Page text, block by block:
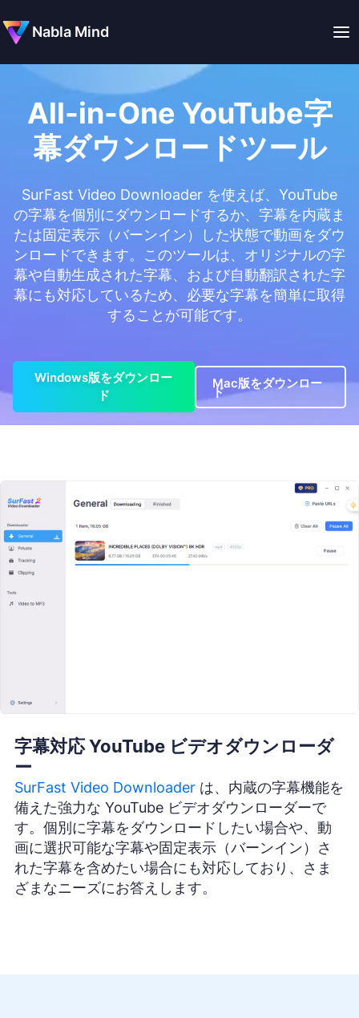
Nabla Mind
All-in-One YouTube字
幕ダウンロードツール
SurFast Video Downloader を使えば、YouTube
の字幕を個別にダウンロードするか、字幕を内蔵ま
たは固定表示（バーンイン）した状態で動画をダウ
ンロードできます。このツールは、オリジナルの字
幕や自動生成された字幕、および自動翻訳された字
幕にも対応しているため、必要な字幕を簡単に取得
することが可能です。
Windows版をダウンロー
ド
Mac版をダウンロー
ド
字幕対応 YouTube ビデオダウンローダ
ー
SurFast Video Downloader は、内蔵の字幕機能を
備えた強力な YouTube ビデオダウンローダーで
す。個別に字幕をダウンロードしたい場合や、動
画に選択可能な字幕や固定表示（バーンイン）さ
れた字幕を含めたい場合にも対応しており、さま
ざまなニーズにお答えします。